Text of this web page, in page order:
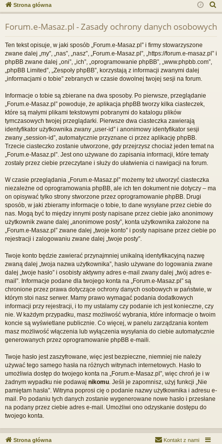
j
…
uj
si
ę
es
tru
si
Strona główna
z
Forum.e-Masaz.pl - Zasady ochrony danych osobowych
Ten tekst opisuje, w jaki sposób „Forum.e-Masaz.pl” i firmy stowarzyszone
zwane dalej „my”, „nas”, „nasz”, „Forum.e-Masaz.pl”, „https://forum.e-masaz.pl” i
phpBB zwane dalej „oni”, „ich”, „oprogramowanie phpBB”, „www.phpbb.com”,
„phpBB Limited”, „Zespoły phpBB”, korzystają z informacji zwanymi dalej
„informacjami o tobie” zebranych w czasie dowolnej twojej sesji na forum.
Informacje o tobie są zbierane na dwa sposoby. Po pierwsze, przeglądanie
„Forum.e-Masaz.pl” powoduje, że aplikacja phpBB tworzy kilka ciasteczek,
które są małymi plikami tekstowymi pobranymi do katalogu plików
tymczasowych twojej przeglądarki. Pierwsze dwa ciasteczka zawierają
identyfikator użytkownika zwany „user-id” i anonimowy identyfikator sesji
zwany „session-id”, automatycznie przyznane ci przez aplikację phpBB.
Trzecie ciasteczko zostanie utworzone, gdy przejrzysz chociaż jeden temat na
„Forum.e-Masaz.pl”. Jest ono używane do zapisania informacji, które tematy
zostały przez ciebie przeczytane i służy do ułatwienia ci nawigacji na forum.
W czasie przeglądania „Forum.e-Masaz.pl” możemy też utworzyć ciasteczka
niezależne od oprogramowania phpBB, ale ich ten dokument nie dotyczy – ma
on opisywać tylko strony stworzone przez oprogramowanie phpBB. Drugi
sposób, w jaki zbieramy informacje o tobie, to dane wysyłane przez ciebie do
nas. Mogą być to między innymi posty napisane przez ciebie jako anonimowy
użytkownik zwane dalej „anonimowe posty”, konta użytkownika założone na
„Forum.e-Masaz.pl” zwane dalej „twoje konto” i posty napisane przez ciebie po
rejestracji i zalogowaniu zwane dalej „twoje posty”.
Twoje konto będzie zawierać przynajmniej unikalną identyfikacyjną nazwę
zwaną dalej „twoja nazwa użytkownika”, hasło używane do logowania zwane
dalej „twoje hasło” i osobisty aktywny adres e-mail zwany dalej „twój adres e-
mail”. Informacje podane dla twojego konta na „Forum.e-Masaz.pl” są
chronione przez prawa dotyczące ochrony danych osobowych w państwie, w
którym stoi nasz serwer. Mamy prawo wymagać podania dodatkowych
informacji przy rejestracji, i to my ustalamy czy podanie ich jest konieczne, czy
nie. W każdym przypadku, masz możliwość wybrania, które informacje o twoim
koncie są wyświetlane publicznie. Co więcej, w panelu zarządzania kontem
masz możliwość włączenia lub wyłączenia wysyłania do ciebie automatycznie
generowanych przez oprogramowanie phpBB e-maili.
Twoje hasło jest zaszyfrowane, więc jest bezpieczne, niemniej nie należy
używać tego samego hasła na różnych witrynach internetowych. Hasło to
umożliwia dostęp do twojego konta na „Forum.e-Masaz.pl”, więc chroń je i w
żadnym wypadku nie podawaj nikomu . Jeśli je zapomnisz, użyj funkcji „Nie
pamiętam hasła”. Witryna poprosi cię o podanie nazwy użytkownika i adresu e-
mail. Po podaniu tych danych zostanie wygenerowane nowe hasło i przesłane
na podany przez ciebie adres e-mail. Umożliwi ono odzyskanie dostępu do
twojego konta.
Strona główna Kontakt z nami